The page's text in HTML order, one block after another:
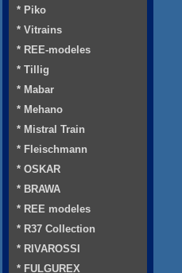
* Piko
* Vitrains
* REE-modeles
* Tillig
* Mabar
* Mehano
* Mistral Train
* Fleischmann
* OSKAR
* BRAWA
* REE modeles
* R37 Collection
* RIVAROSSI
* FULGUREX